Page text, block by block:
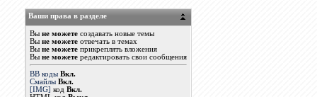
Ваши права в разделе
Вы не можетесоздавать новые темы
Вы не можетеотвечать в темах
Вы не можетеприкреплять вложения
Вы не можетередактировать свои сообщения
BB коды Вкл.
Смайлы Вкл.
[IMG] код Вкл.